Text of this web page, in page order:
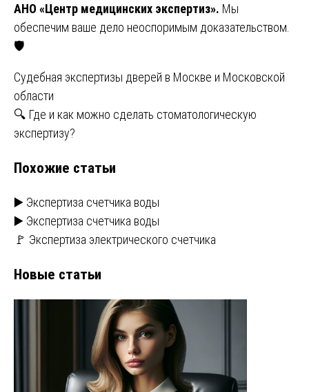
АНО «Центр медицинских экспертиз». Мы
обеспечим ваше дело неоспоримым доказательством.
🛡️
Навигация
по
записям
Судебная экспертизы дверей в Москве и Московской
области
🔍 Где и как можно сделать стоматологическую
экспертизу?
Похожие статьи
▶️ Экспертиза счетчика воды
▶️ Экспертиза счетчика воды
🚩 Экспертиза электрического счетчика
Новые статьи